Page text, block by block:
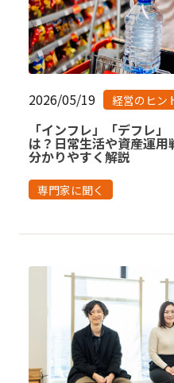
2026/05/19 経営のヒン
「インフレ」「デフレ
は？日常生活や資産運
分かりやすく解説
専門家に聞く